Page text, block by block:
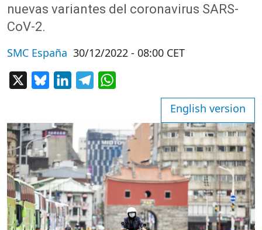
nuevas variantes del coronavirus SARS-
CoV-2.
SMC España 30/12/2022 - 08:00 CET
BlueskyLinkedInTelegram
English version